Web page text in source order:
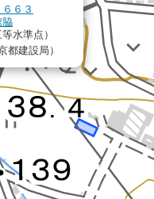
６３
水準点）
都建設局）